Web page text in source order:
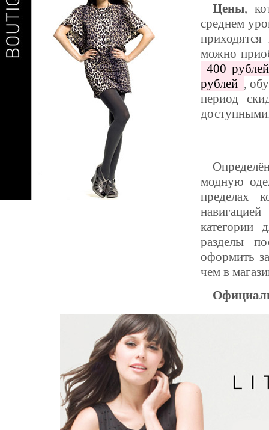
Цены,
среднем
можно
400 рублей
рублей ,
период
модную
пределах
категории
разделы
оформить
чем в